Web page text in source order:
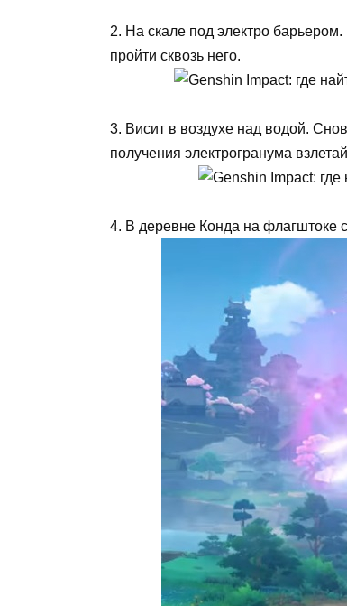
2. На скале под электро
пройти сквозь него.
3. Висит в воздухе над водой.
получения электрогранума
4. В деревне Конда на флагштоке